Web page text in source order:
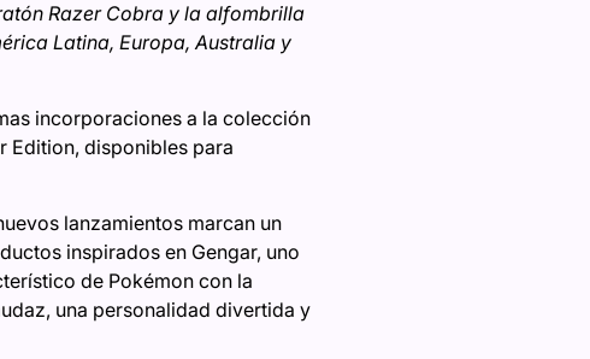
Razer Cobra y la alfombrilla
Latina, Europa, Australia y
incorporaciones a la colección
Edition, disponibles para
lanzamientos marcan un
inspirados en Gengar, uno
de Pokémon con la
una personalidad divertida y